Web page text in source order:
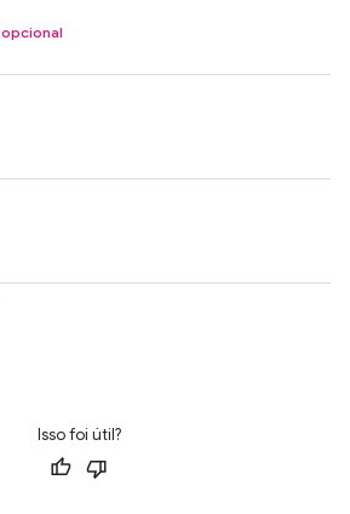
opcional
Isso foi útil?